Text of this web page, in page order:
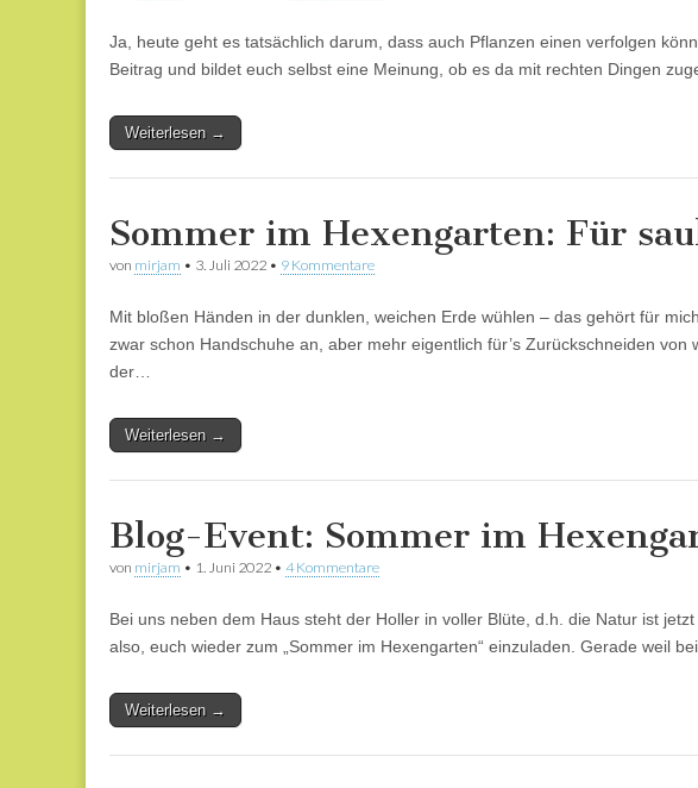
Ja, heute geht es tatsächlich darum, dass auch Pflanzen einen verfolgen
Beitrag und bildet euch selbst eine Meinung, ob es da mit rechten Dingen
Weiterlesen →
Sommer im Hexengarten: Für
von mirjam • 3. Juli 2022 • 9 Kommentare
Mit bloßen Händen in der dunklen, weichen Erde wühlen – das gehört für
zwar schon Handschuhe an, aber mehr eigentlich für’s Zurückschneiden
der…
Weiterlesen →
Blog-Event: Sommer im
von mirjam • 1. Juni 2022 • 4 Kommentare
Bei uns neben dem Haus steht der Holler in voller Blüte, d.h. die Natur ist
also, euch wieder zum „Sommer im Hexengarten“ einzuladen. Gerade weil
Weiterlesen →